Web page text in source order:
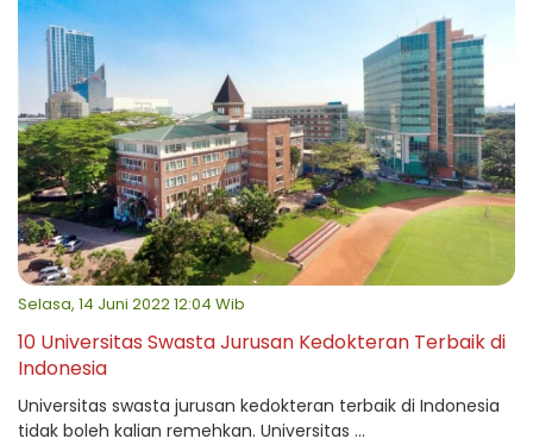
Selasa, 14 Juni 2022 12:04 Wib
10 Universitas Swasta Jurusan Kedokteran Terbaik di
Indonesia
Universitas swasta jurusan kedokteran terbaik di Indonesia
tidak boleh kalian remehkan. Universitas ...